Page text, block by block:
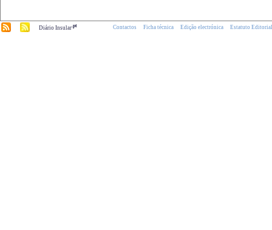
Diário Insular.pt Contactos Ficha técnica Edição electrónica Estatuto Editorial